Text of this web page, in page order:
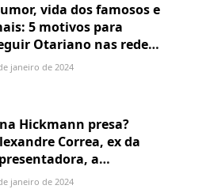
vida dos famosos e
5 motivos para
Otariano nas redes
janeiro de 2024
Hickmann presa?
Correa, ex da
a
por alienação
janeiro de 2024